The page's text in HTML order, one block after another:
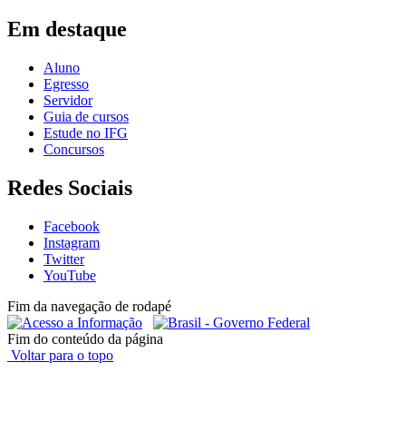
Em destaque
Aluno
Egresso
Servidor
Guia de cursos
Estude no IFG
Concursos
Redes Sociais
Facebook
Instagram
Twitter
YouTube
Fim da navegação de rodapé
Fim do conteúdo da página
Voltar para o topo